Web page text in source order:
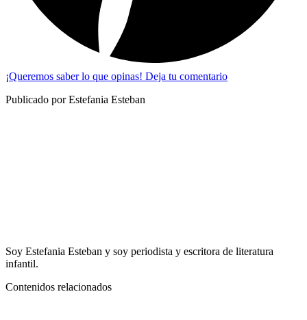
¡Queremos saber lo que opinas! Deja tu comentario
Publicado por Estefania Esteban
Soy Estefania Esteban y soy periodista y escritora de literatura
infantil.
Contenidos relacionados